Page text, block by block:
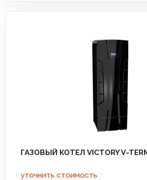
ГАЗОВЫЙ КОТЕЛ VICTORY V-
уточнить стоимость